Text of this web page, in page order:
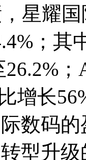
，星
；
26.2%
比增
际数
转型